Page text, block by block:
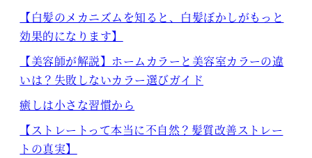
【白髪のメカニズムを知ると、白髪ぼかしがもっと
効果的になります】
【美容師が解説】ホームカラーと美容室カラーの違
いは？失敗しないカラー選びガイド
癒しは小さな習慣から
【ストレートって本当に不自然？髪質改善ストレー
トの真実】